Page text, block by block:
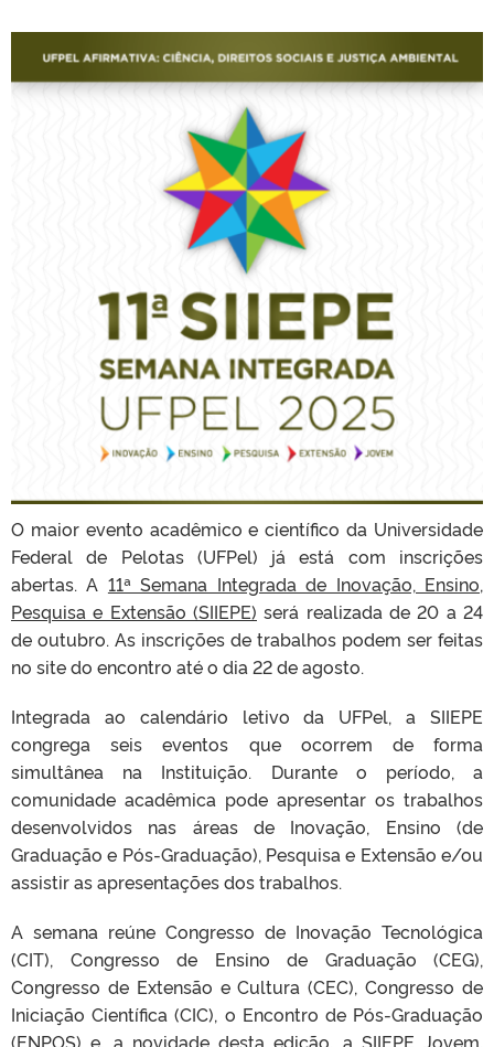
O maior evento acadêmico e científico da Universidade
Federal de Pelotas (UFPel) já está com inscrições
abertas. A 11ª Semana Integrada de Inovação, Ensino,
Pesquisa e Extensão (SIIEPE) será realizada de 20 a 24
de outubro. As inscrições de trabalhos podem ser feitas
no site do encontro até o dia 22 de agosto.
Integrada ao calendário letivo da UFPel, a SIIEPE
congrega seis eventos que ocorrem de forma
simultânea na Instituição. Durante o período, a
comunidade acadêmica pode apresentar os trabalhos
desenvolvidos nas áreas de Inovação, Ensino (de
Graduação e Pós-Graduação), Pesquisa e Extensão e/ou
assistir as apresentações dos trabalhos.
A semana reúne Congresso de Inovação Tecnológica
(CIT), Congresso de Ensino de Graduação (CEG),
Congresso de Extensão e Cultura (CEC), Congresso de
Iniciação Científica (CIC), o Encontro de Pós-Graduação
(ENPOS) e, a novidade desta edição, a SIIEPE Jovem,